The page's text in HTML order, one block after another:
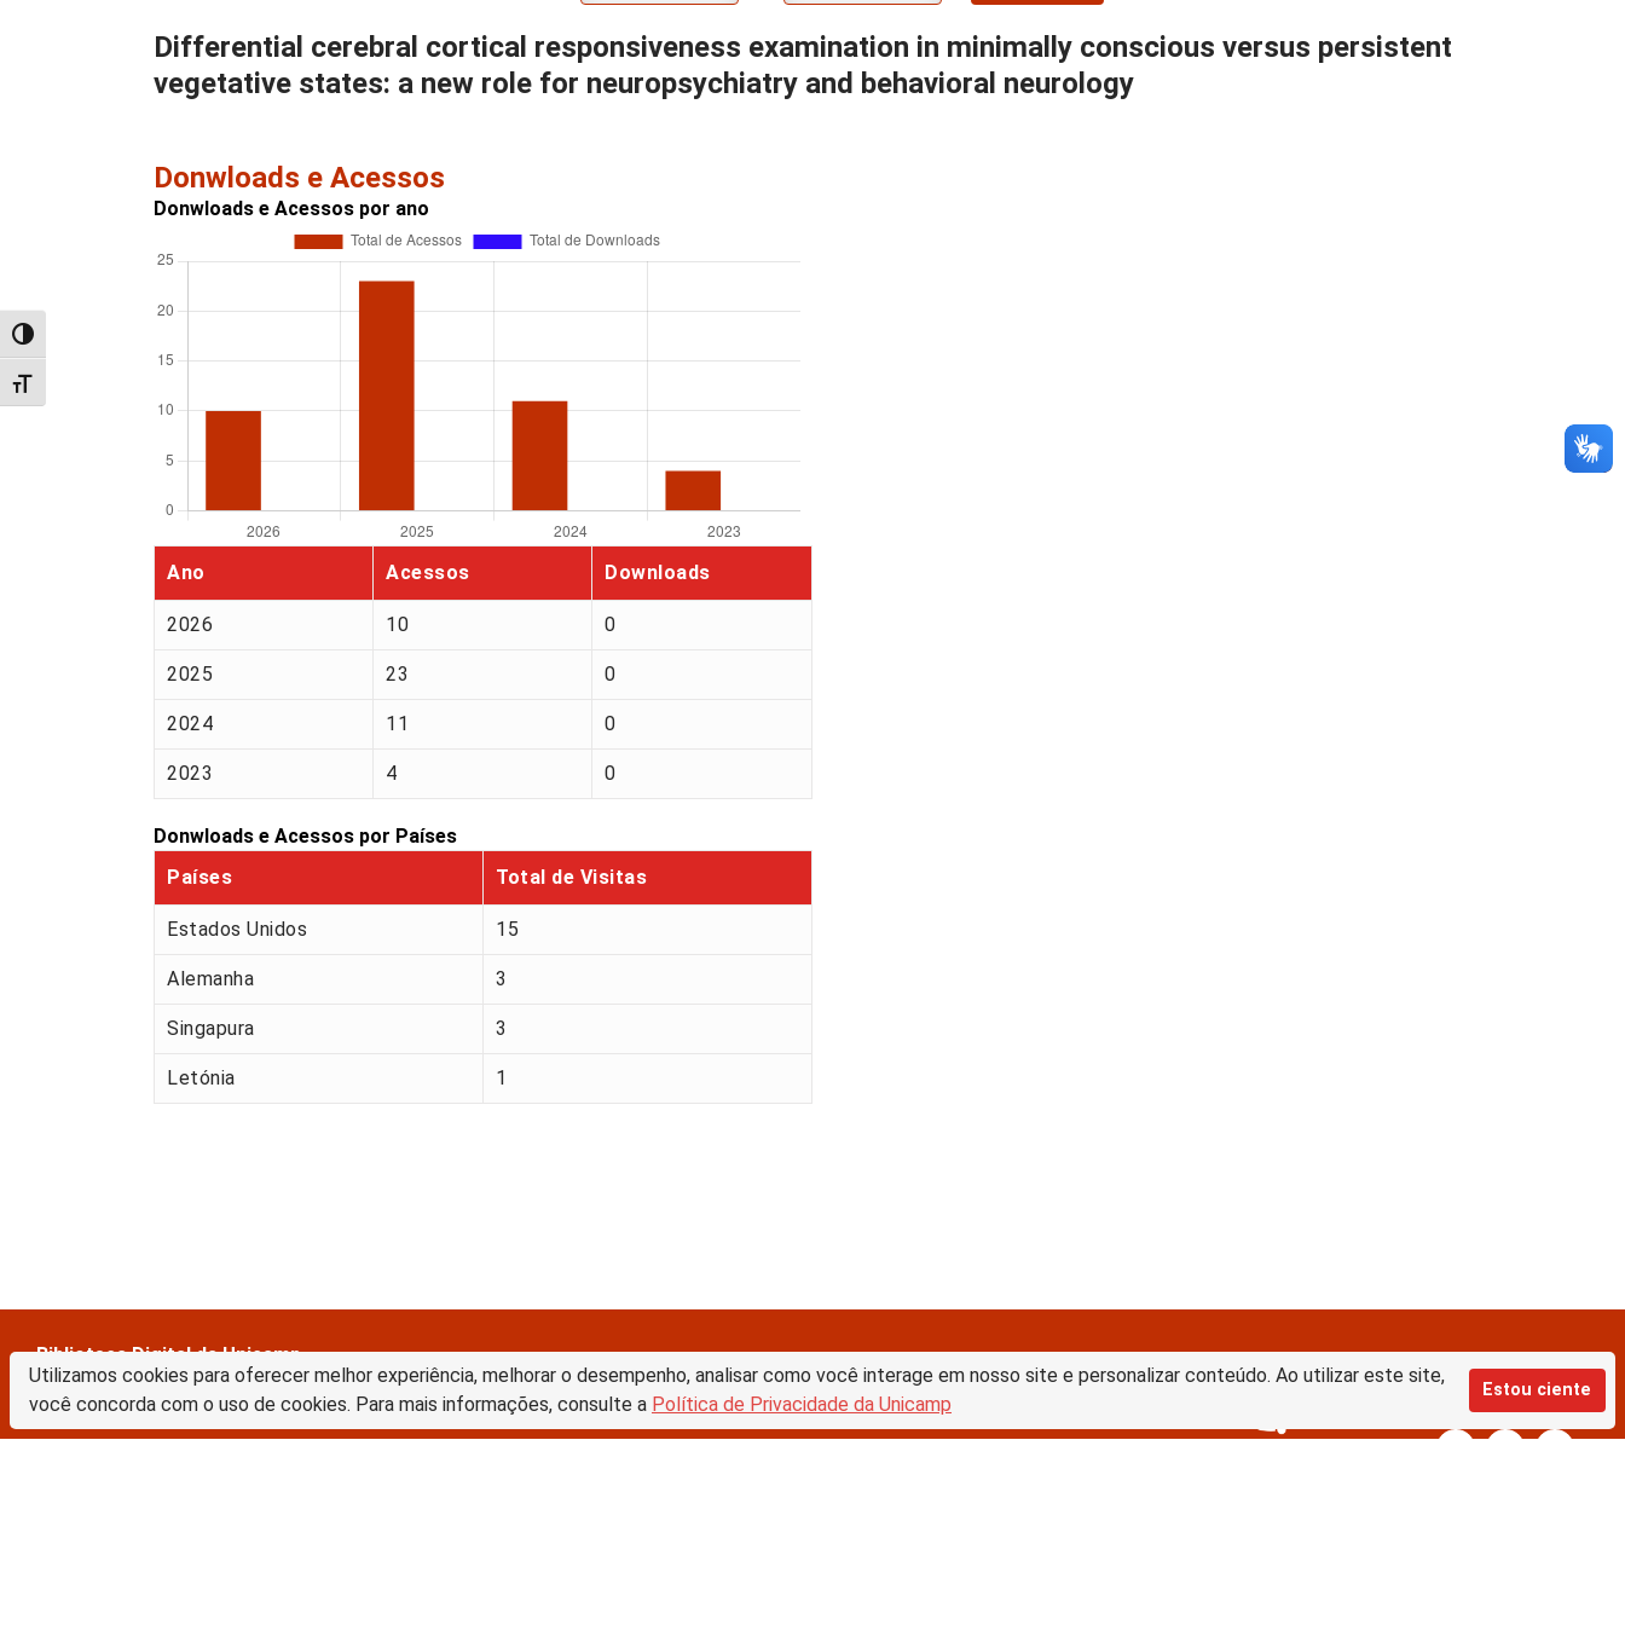
Utilizamos cookies para oferecer melhor experiência, melhorar o desempenho, analisar como você interage em nosso site e personalizar conteúdo. Ao utilizar este site,
você concorda com o uso de cookies. Para mais informações, consulte a Política de Privacidade da Unicamp
Estou ciente
Alternar alto contraste
Alternar tamanho da fonte
Differential cerebral cortical responsiveness examination in minimally conscious versus persistent
vegetative states: a new role for neuropsychiatry and behavioral neurology
Donwloads e Acessos
Donwloads e Acessos por ano
Ano Acessos Downloads
2026 10 0
2025 23 0
2024 11 0
2023 4 0
Donwloads e Acessos por Países
Países
Total de Visitas
Estados Unidos 15
Alemanha 3
Singapura 3
Letónia 1
Biblioteca Digital da Unicamp
Prédio da Biblioteca Central Cesar Lattes
Rua Sérgio Buarque de Holanda, 421 – 1º piso